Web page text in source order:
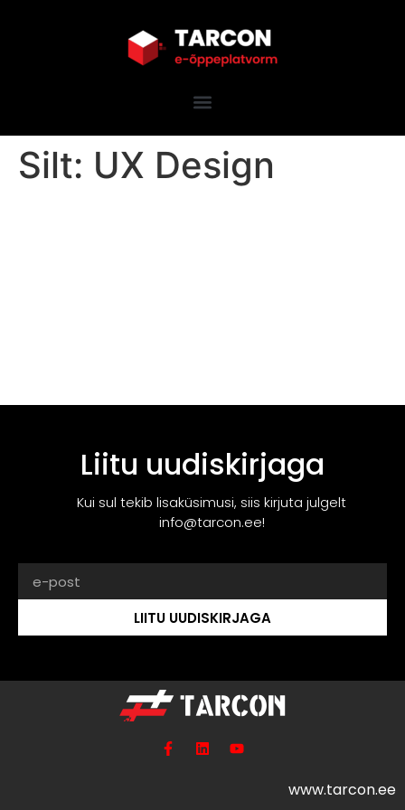
Silt: UX Design
Liitu uudiskirjaga
Kui sul tekib lisaküsimusi, siis kirjuta julgelt
info@tarcon.ee!
LIITU UUDISKIRJAGA
www.tarcon.ee